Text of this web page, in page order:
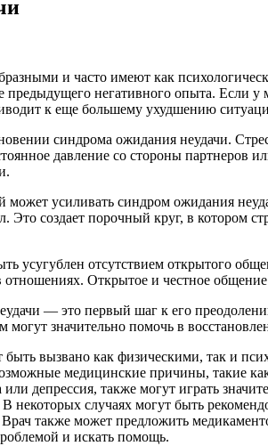
и часто имеют как
предыдущего негативного опыта. Если
к еще большему ухудшению
синдрома ожидания неудачи.
давление со стороны партнеров или
усиливать синдром ожидания
Это создает порочный круг, в
усугублен отсутствием открытого
Открытое и честное
— это первый шаг к его
значительно помочь в
быть вызвано как физическими, так и
медицинские причины, такие
депрессия, также могут играть
некоторых случаях могут быть
также может предложить
и искать помощь.